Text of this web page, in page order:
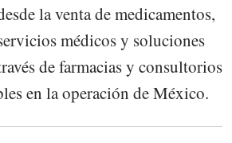
la venta de medicamentos,
médicos y soluciones
de farmacias y consultorios
en la operación de México.